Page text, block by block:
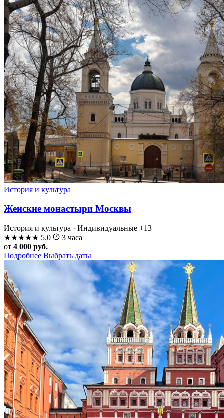
История и культура
Женские монастыри Москвы
История и культура · Индивидуальные +13
★★★★★ 5.0
3 часа
от 4 000 руб.
Подробнее Выбрать даты